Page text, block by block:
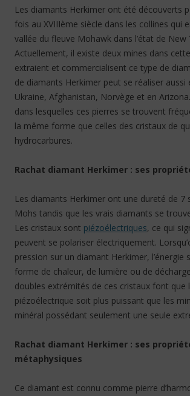
Les diamants Herkimer ont été découverts
fois au XVIIIème siècle dans les collines qui
vallée du fleuve Mohawk dans l’état de New
Actuellement, il existe deux mines dans
extraient et commercialisent ce type de
de diamants Herkimer peut se réaliser aussi
Ukraine, Afghanistan, Norvège et en
dans lesquelles ces pierres se trouvent
la même forme que celles des cristaux de
hydrocarbures.
Rachat diamant Herkimer : ses
Les diamants Herkimer ont une dureté de 7
Mohs tandis que les vrais diamants se
Les cristaux sont piézoélectriques, ce qui
peuvent se polariser électriquement.
pression sur un diamant Herkimer, l’énergie
forme de chaleur, de lumière ou de
doubles extrémités de ces cristaux font que
piézoélectrique soit plus puissant que les
minéral possédant seulement une seule
Rachat diamant Herkimer : ses
métaphysiques
Ce diamant est connu comme pierre